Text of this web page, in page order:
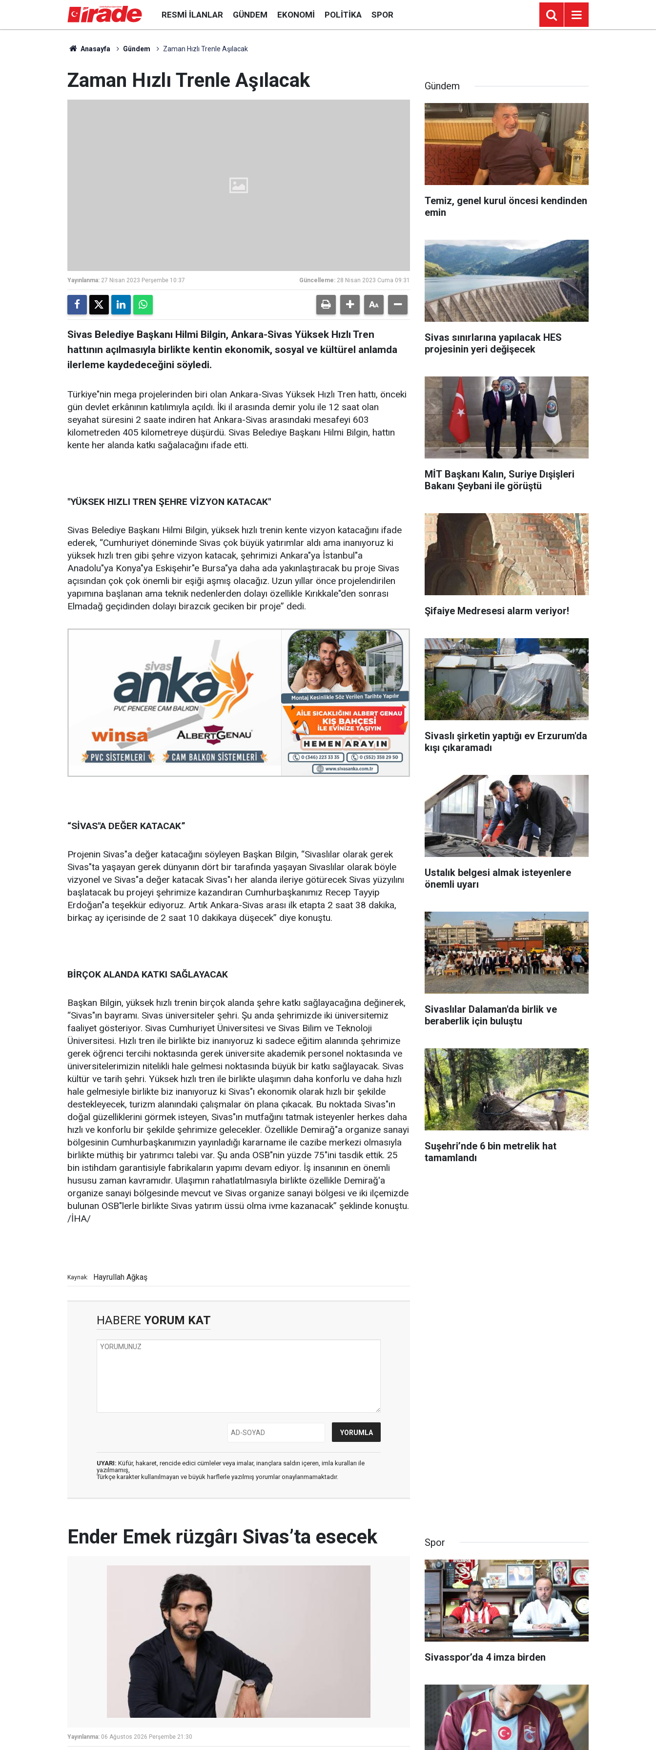
RESMI İLANLAR GÜNDEM EKONOMI POLITIKA SPOR
Anasayfa Gündem Zaman Hızlı Trenle Aşılacak
Zaman Hızlı Trenle Aşılacak
Yayınlanma: 27 Nisan 2023 Perşembe 10:37 Güncelleme: 28 Nisan 2023 Cuma 09:31
Sivas Belediye Başkanı Hilmi Bilgin, Ankara-Sivas Yüksek Hızlı Tren
hattının açılmasıyla birlikte kentin ekonomik, sosyal ve kültürel anlamda
ilerleme kaydedeceğini söyledi.
Türkiye"nin mega projelerinden biri olan Ankara-Sivas Yüksek Hızlı Tren hattı, önceki
gün devlet erkânının katılımıyla açıldı. İki il arasında demir yolu ile 12 saat olan
seyahat süresini 2 saate indiren hat Ankara-Sivas arasındaki mesafeyi 603
kilometreden 405 kilometreye düşürdü. Sivas Belediye Başkanı Hilmi Bilgin, hattın
kente her alanda katkı sağalacağını ifade etti.
"YÜKSEK HIZLI TREN ŞEHRE VİZYON KATACAK"
Sivas Belediye Başkanı Hilmi Bilgin, yüksek hızlı trenin kente vizyon katacağını ifade
ederek, “Cumhuriyet döneminde Sivas çok büyük yatırımlar aldı ama inanıyoruz ki
yüksek hızlı tren gibi şehre vizyon katacak, şehrimizi Ankara"ya İstanbul"a
Anadolu"ya Konya"ya Eskişehir"e Bursa"ya daha ada yakınlaştıracak bu proje Sivas
açısından çok çok önemli bir eşiği aşmış olacağız. Uzun yıllar önce projelendirilen
yapımına başlanan ama teknik nedenlerden dolayı özellikle Kırıkkale"den sonrası
Elmadağ geçidinden dolayı birazcık geciken bir proje” dedi.
“SİVAS"A DEĞER KATACAK”
Projenin Sivas"a değer katacağını söyleyen Başkan Bilgin, “Sivaslılar olarak gerek
Sivas"ta yaşayan gerek dünyanın dört bir tarafında yaşayan Sivaslılar olarak böyle
vizyonel ve Sivas"a değer katacak Sivas"ı her alanda ileriye götürecek Sivas yüzyılını
başlatacak bu projeyi şehrimize kazandıran Cumhurbaşkanımız Recep Tayyip
Erdoğan"a teşekkür ediyoruz. Artık Ankara-Sivas arası ilk etapta 2 saat 38 dakika,
birkaç ay içerisinde de 2 saat 10 dakikaya düşecek” diye konuştu.
BİRÇOK ALANDA KATKI SAĞLAYACAK
Başkan Bilgin, yüksek hızlı trenin birçok alanda şehre katkı sağlayacağına değinerek,
“Sivas"ın bayramı. Sivas üniversiteler şehri. Şu anda şehrimizde iki üniversitemiz
faaliyet gösteriyor. Sivas Cumhuriyet Üniversitesi ve Sivas Bilim ve Teknoloji
Üniversitesi. Hızlı tren ile birlikte biz inanıyoruz ki sadece eğitim alanında şehrimize
gerek öğrenci tercihi noktasında gerek üniversite akademik personel noktasında ve
üniversitelerimizin nitelikli hale gelmesi noktasında büyük bir katkı sağlayacak. Sivas
kültür ve tarih şehri. Yüksek hızlı tren ile birlikte ulaşımın daha konforlu ve daha hızlı
hale gelmesiyle birlikte biz inanıyoruz ki Sivas"ı ekonomik olarak hızlı bir şekilde
destekleyecek, turizm alanındaki çalışmalar ön plana çıkacak. Bu noktada Sivas"ın
doğal güzelliklerini görmek isteyen, Sivas"ın mutfağını tatmak isteyenler herkes daha
hızlı ve konforlu bir şekilde şehrimize gelecekler. Özellikle Demirağ"a organize sanayi
bölgesinin Cumhurbaşkanımızın yayınladığı kararname ile cazibe merkezi olmasıyla
birlikte müthiş bir yatırımcı talebi var. Şu anda OSB"nin yüzde 75"ini tasdik ettik. 25
bin istihdam garantisiyle fabrikaların yapımı devam ediyor. İş insanının en önemli
hususu zaman kavramıdır. Ulaşımın rahatlatılmasıyla birlikte özellikle Demirağ'a
organize sanayi bölgesinde mevcut ve Sivas organize sanayi bölgesi ve iki ilçemizde
bulunan OSB"lerle birlikte Sivas yatırım üssü olma ivme kazanacak” şeklinde konuştu.
/İHA/
Kaynak: Hayrullah Ağkaş
HABERE YORUM KAT
UYARI: Küfür, hakaret, rencide edici cümleler veya imalar, inançlara saldırı içeren, imla kuralları ile
yazılmamış,
Türkçe karakter kullanılmayan ve büyük harflerle yazılmış yorumlar onaylanmamaktadır.
Gündem
Temiz, genel kurul öncesi kendinden
emin
Sivas sınırlarına yapılacak HES
projesinin yeri değişecek
MİT Başkanı Kalın, Suriye Dışişleri
Bakanı Şeybani ile görüştü
Şifaiye Medresesi alarm veriyor!
Sivaslı şirketin yaptığı ev Erzurum'da
kışı çıkaramadı
Ustalık belgesi almak isteyenlere
önemli uyarı
Sivaslılar Dalaman'da birlik ve
beraberlik için buluştu
Suşehri’nde 6 bin metrelik hat
tamamlandı
Ender Emek rüzgârı Sivas’ta esecek
Yayınlanma: 06 Ağustos 2026 Perşembe 21:30
Spor
Sivasspor’da 4 imza birden